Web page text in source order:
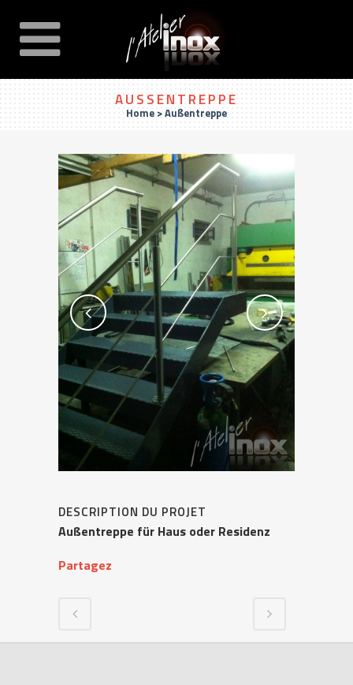
AUSSENTREPPE
Home >Außentreppe
DESCRIPTION DU PROJET
Außentreppe für Haus oder Residenz
Partagez